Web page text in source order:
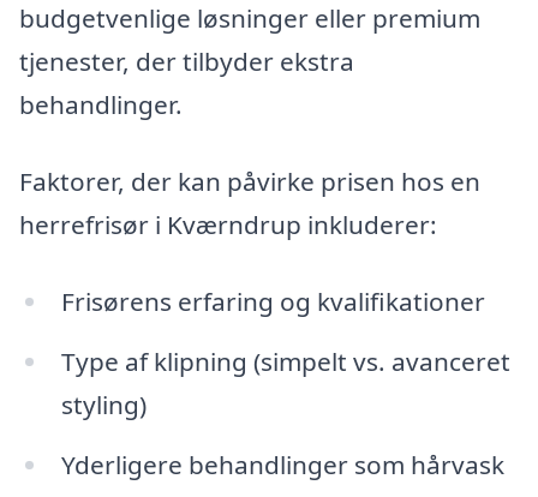
budgetvenlige løsninger eller premium
tjenester, der tilbyder ekstra
behandlinger.
Faktorer, der kan påvirke prisen hos en
herrefrisør i Kværndrup inkluderer:
Frisørens erfaring og kvalifikationer
Type af klipning (simpelt vs. avanceret
styling)
Yderligere behandlinger som hårvask